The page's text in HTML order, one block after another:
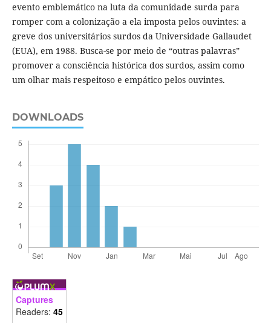
evento emblemático na luta da comunidade surda para
romper com a colonização a ela imposta pelos ouvintes: a
greve dos universitários surdos da Universidade Gallaudet
(EUA), em 1988. Busca-se por meio de “outras palavras”
promover a consciência histórica dos surdos, assim como
um olhar mais respeitoso e empático pelos ouvintes.
DOWNLOADS
Captures
Readers: 45